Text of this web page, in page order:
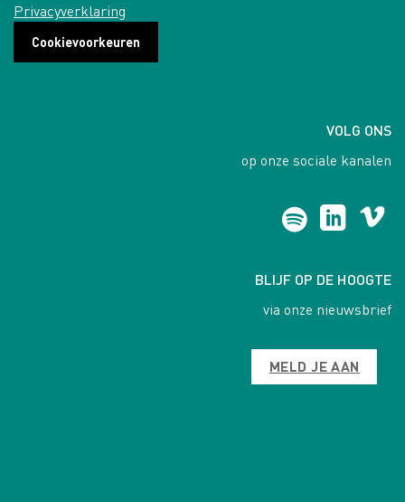
Privacyverklaring
Cookievoorkeuren
VOLG ONS
op onze sociale kanalen
BLIJF OP DE HOOGTE
via onze nieuwsbrief
MELD JE AAN